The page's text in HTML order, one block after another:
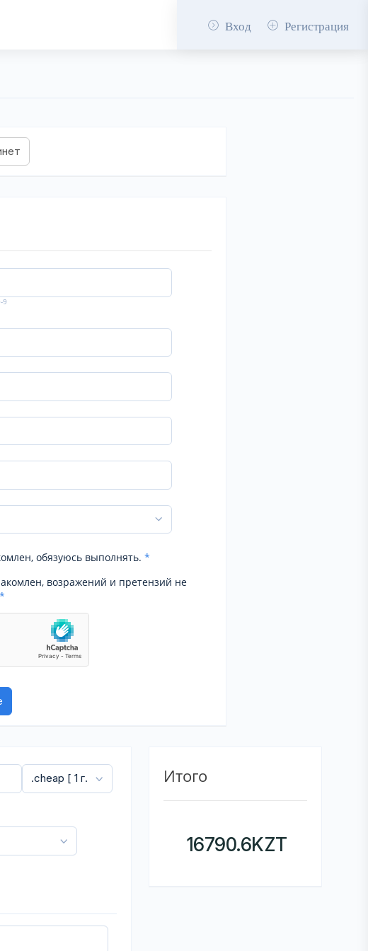
Вход Регистрация
9
обязуюсь выполнять. *
возражений и претензий не
*
Итого
16790.6KZT